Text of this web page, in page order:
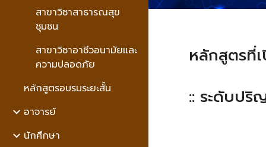
สาขาวิชาสาธารณสุข
ชุมชน
สาขาวิชาอาชีวอนามัยและ
ความปลอดภัย
หลักสูตรอบรมระยะสั้่น
อาจารย์
นักศึกษา
หลักสูตรที่
:: ระดับป